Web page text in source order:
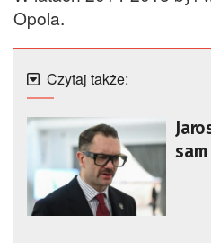
Opola.
Czytaj także:
sam